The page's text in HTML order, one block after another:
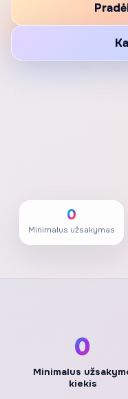
0
Minimalus užsakymas
0
Minimalus
kiekis